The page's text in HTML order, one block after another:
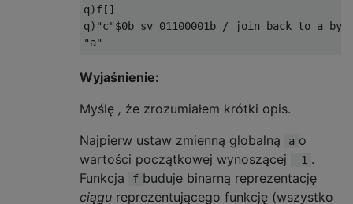
q)f[]
q)"c"$0b sv 01100001b / join back to a
Wyjaśnienie:
Myślę , że zrozumiałem krótki opis.
Najpierw ustaw zmienną globalną
a o
wartości początkowej wynoszącej
-1 .
Funkcja
f buduje binarną reprezentację
ciągu reprezentującego funkcję (wszystko